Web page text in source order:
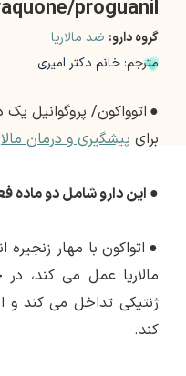
proguanil
گروه دارو: ضد مالاریا
مترجم: خانم دکتر امیری
● اتوواکون/ پروگوانیل
برای پیشگیری و درمان
● این دارو شامل دو ماده
● اتواکون با مهار زنجیره
مالاریا عمل می کند، در
ژنتیکی تداخل می کند و
کند.